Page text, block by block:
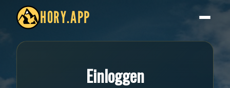
HORY.APP
Einloggen